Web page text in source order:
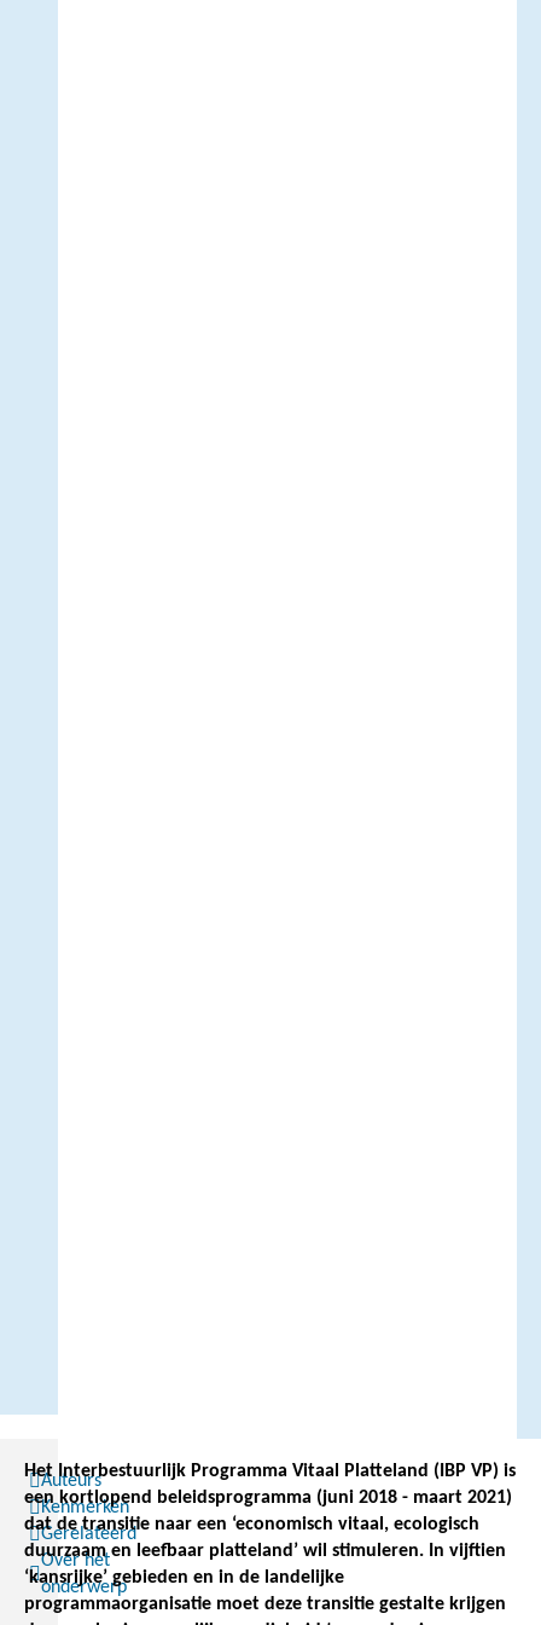
Auteurs
Kenmerken
Gerelateerd
Over het
onderwerp
Het Interbestuurlijk Programma Vitaal Platteland (IBP VP) is
een kortlopend beleidsprogramma (juni 2018 - maart 2021)
dat de transitie naar een ‘economisch vitaal, ecologisch
duurzaam en leefbaar platteland’ wil stimuleren. In vijftien
‘kansrijke’ gebieden en in de landelijke
programmaorganisatie moet deze transitie gestalte krijgen